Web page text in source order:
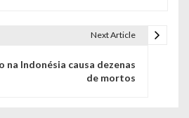
Next Article
na Indonésia causa dezenas
de mortos